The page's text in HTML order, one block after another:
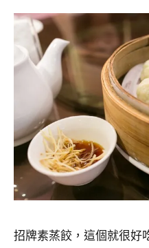
招牌素蒸餃，這個就很好